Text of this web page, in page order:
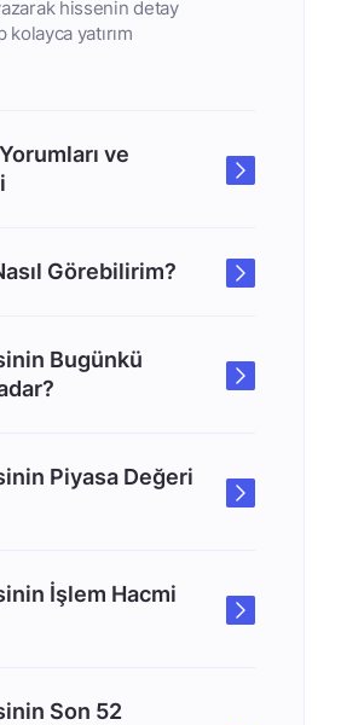
hissenin detay
kolayca yatırım
ve
Görebilirim?
Bugünkü
Piyasa Değeri
İşlem Hacmi
Son 52